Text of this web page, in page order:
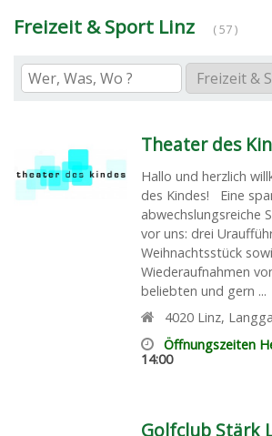
Freizeit & Sport Linz ( 57 )
Theater des
Hallo und herzlich
des Kindes! Eine
abwechslungsreiche
vor uns: drei
Weihnachtsstück
Wiederaufnahmen
beliebten und gern ...
4020 Linz,
Öffnungszeiten
14:00
Golfclub Stärk